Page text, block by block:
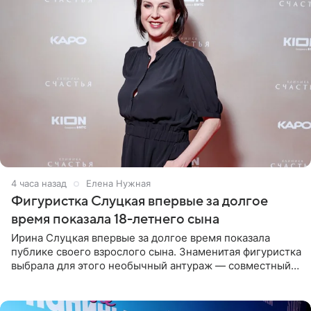
4 часа назад Елена Нужная
Фигуристка Слуцкая впервые за долгое
время показала 18-летнего сына
Ирина Слуцкая впервые за долгое время показала
публике своего взрослого сына. Знаменитая фигуристка
выбрала для этого необычный антураж — совместный